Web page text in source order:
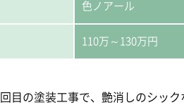
色ノアール
110万～130万円
目の塗装工事で、艶消しのシッ